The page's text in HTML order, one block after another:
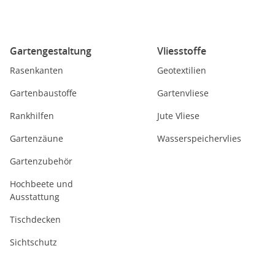
Gartengestaltung
Rasenkanten
Gartenbaustoffe
Rankhilfen
Gartenzäune
Gartenzubehör
Hochbeete und
Ausstattung
Tischdecken
Sichtschutz
Vliesstoffe
Geotextilien
Gartenvliese
Jute Vliese
Wasserspeichervlies